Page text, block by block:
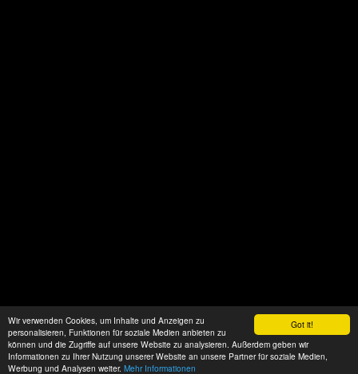
Got it!
Wir verwenden Cookies, um Inhalte und Anzeigen zu
personalisieren, Funktionen für soziale Medien anbieten zu
können und die Zugriffe auf unsere Website zu analysieren. Außerdem geben wir
Informationen zu Ihrer Nutzung unserer Website an unsere Partner für soziale Medien,
Werbung und Analysen weiter. Mehr Informationen